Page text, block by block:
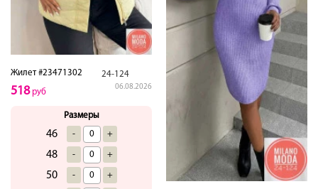
Жилет #23471302 24-124
06.08.2026
518руб
Размеры
46 - +
48 - +
50 - +